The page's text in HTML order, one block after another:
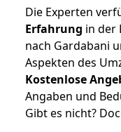
Die Experten
Erfahrung in der
nach Gardabani
Aspekten des
Kostenlose
Angaben und
Gibt es nicht?